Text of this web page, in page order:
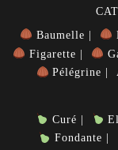
Baumelle
Figarette
Pélégrine
Curé
Fondante